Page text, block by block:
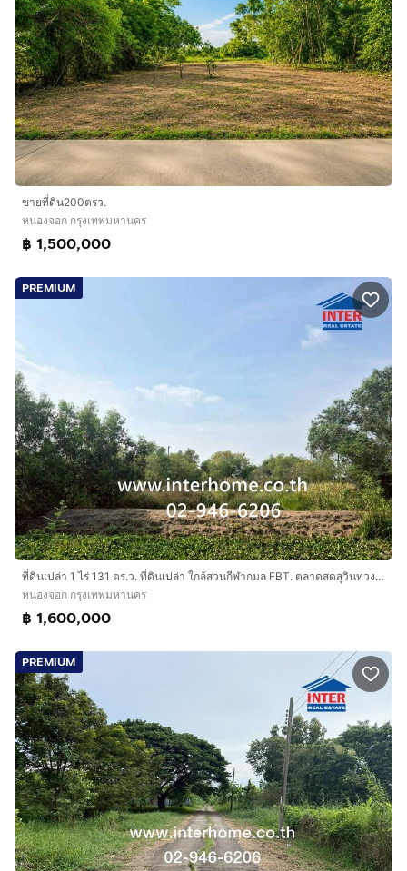
ขายที่ดิน200ตรว.
หนองจอก กรุงเทพมหานคร
฿ 1,500,000
PREMIUM
ที่ดินเปล่า 1 ไร่ 131 ตร.ว. ที่ดินเปล่า ใกล้สวนกีฬากมล FBT. ตลาดสดสุวินทวงศ์พลาซ่า ขายที่ดินเปล่า 1-1-31 ไร่ ซอยสุวินทวงศ์ 102 เขตหนองจอก
หนองจอก กรุงเทพมหานคร
฿ 1,600,000
PREMIUM